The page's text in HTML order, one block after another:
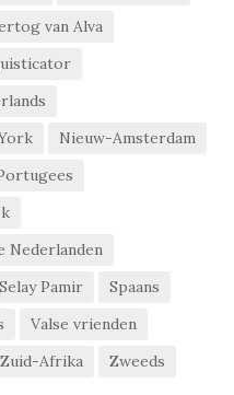
van Alva
Nieuw-Amsterdam
Nederlanden
Selay Pamir
Spaans
Valse vrienden
Zuid-Afrika Zweeds